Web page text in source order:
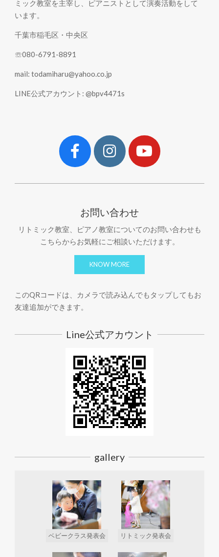
ミック教室を主宰し、ピアニストとして演奏活動をして
います。
千葉市稲毛区・中央区
☏080-6791-8891
mail: todamiharu@yahoo.co.jp
LINE公式アカウント: @bpv4471s
お問い合わせ
リトミック教室、ピアノ教室についてのお問い合わせも
こちらからお気軽にご相談いただけます。
KNOW MORE
このQRコードは、カメラで読み込んでもタップしてもお
友達追加ができます。
Line公式アカウント
gallery
ベビークラス発表会 リトミック発表会